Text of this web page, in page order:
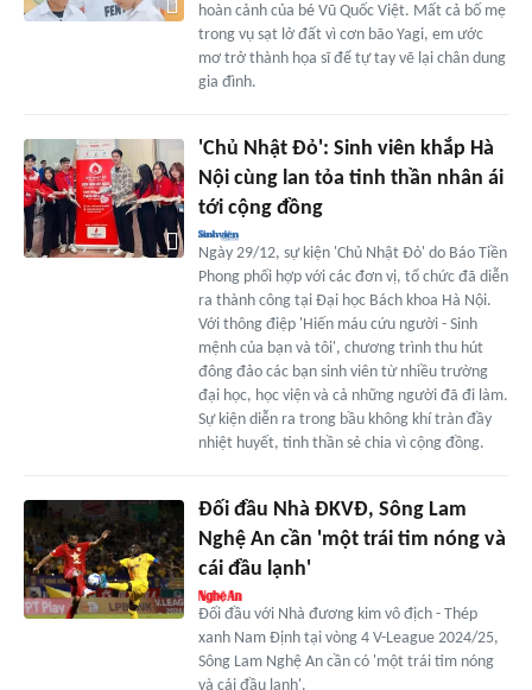
hoàn cảnh của bé Vũ Quốc Việt. Mất cả bố mẹ
trong vụ sạt lở đất vì cơn bão Yagi, em ước
mơ trở thành họa sĩ để tự tay vẽ lại chân dung
gia đình.
'Chủ Nhật Đỏ': Sinh viên khắp Hà
Nội cùng lan tỏa tinh thần nhân ái
tới cộng đồng
Ngày 29/12, sự kiện 'Chủ Nhật Đỏ' do Báo Tiền
Phong phối hợp với các đơn vị, tổ chức đã diễn
ra thành công tại Đại học Bách khoa Hà Nội.
Với thông điệp 'Hiến máu cứu người - Sinh
mệnh của bạn và tôi', chương trình thu hút
đông đảo các bạn sinh viên từ nhiều trường
đại học, học viện và cả những người đã đi làm.
Sự kiện diễn ra trong bầu không khí tràn đầy
nhiệt huyết, tinh thần sẻ chia vì cộng đồng.
Đối đầu Nhà ĐKVĐ, Sông Lam
Nghệ An cần 'một trái tim nóng và
cái đầu lạnh'
Đối đầu với Nhà đương kim vô địch - Thép
xanh Nam Định tại vòng 4 V-League 2024/25,
Sông Lam Nghệ An cần có 'một trái tim nóng
và cái đầu lạnh'.